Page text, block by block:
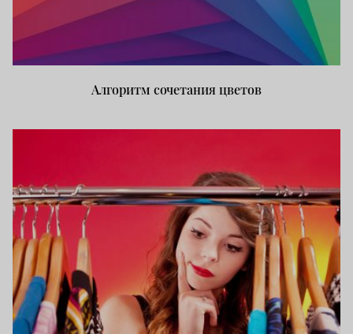
Алгоритм сочетания цветов